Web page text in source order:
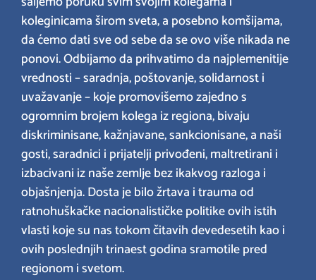
koleginicama širom sveta, a posebno komšijama,
da ćemo dati sve od sebe da se ovo više nikada ne
ponovi. Odbijamo da prihvatimo da najplemenitije
vrednosti – saradnja, poštovanje, solidarnost i
uvažavanje – koje promovišemo zajedno s
ogromnim brojem kolega iz regiona, bivaju
diskriminisane, kažnjavane, sankcionisane, a naši
gosti, saradnici i prijatelji privođeni, maltretirani i
izbacivani iz naše zemlje bez ikakvog razloga i
objašnjenja. Dosta je bilo žrtava i trauma od
ratnohuškačke nacionalističke politike ovih istih
vlasti koje su nas tokom čitavih devedesetih kao i
ovih poslednjih trinaest godina sramotile pred
regionom i svetom.